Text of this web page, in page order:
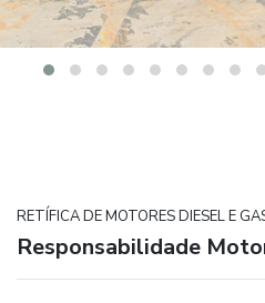
RETÍFICA DE MOTORES DIESEL E
Responsabilidade